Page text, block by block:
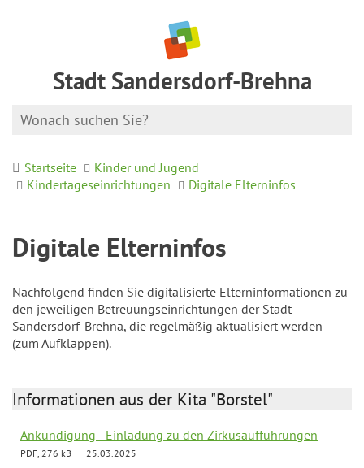
Stadt Sandersdorf-Brehna
Startseite
Kinder und Jugend
Kindertageseinrichtungen
Digitale Elterninfos
Digitale Elterninfos
Nachfolgend finden Sie digitalisierte Elterninformationen zu
den jeweiligen Betreuungseinrichtungen der Stadt
Sandersdorf-Brehna, die regelmäßig aktualisiert werden
(zum Aufklappen).
Informationen aus der Kita "Borstel"
Ankündigung - Einladung zu den Zirkusaufführungen
PDF, 276 kB 25.03.2025